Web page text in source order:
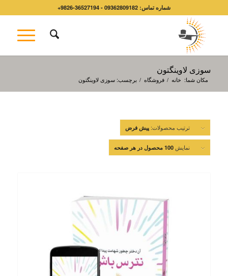
شماره تماس: 09362809182 - 36527194-9826+
سوزی لاوینگتون
مکان شما: خانه / فروشگاه / برچسب: سوزی لاوینگتون
ترتیب محصولات: پیش فرض
نمایش 100 محصول در هر صفحه